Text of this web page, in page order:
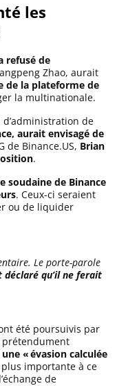
les
refusé de
Zhao, aurait
de la plateforme de
la multinationale.
de
aurait envisagé de
de Binance.US, Brian
.
soudaine de Binance
. Ceux-ci seraient
ou de liquider
Le porte-parole
déclaré qu’il ne ferait
été poursuivis par
prétendument
« évasion calculée
importante à ce
de